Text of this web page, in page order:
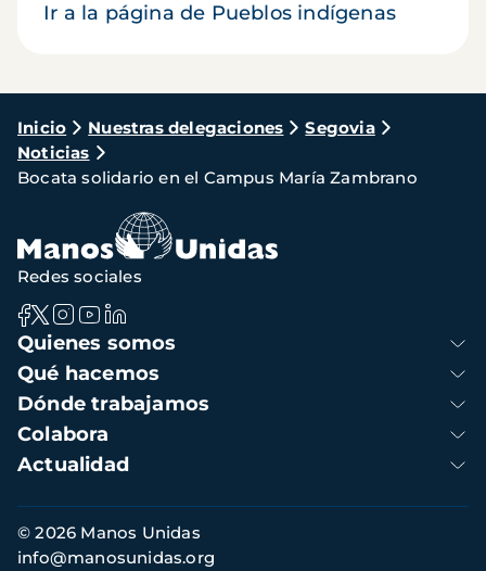
Ir a la página de Pueblos indígenas
Ruta
de
navegación
Inicio Nuestras delegaciones
Segovia
Noticias
Bocata solidario en el Campus María Zambrano
Navegación
principal
Quienes somos
Qué hacemos
Dónde trabajamos
Colabora
Actualidad
Redes sociales
Información
de
© 2026 Manos Unidas
info@manosunidas.org